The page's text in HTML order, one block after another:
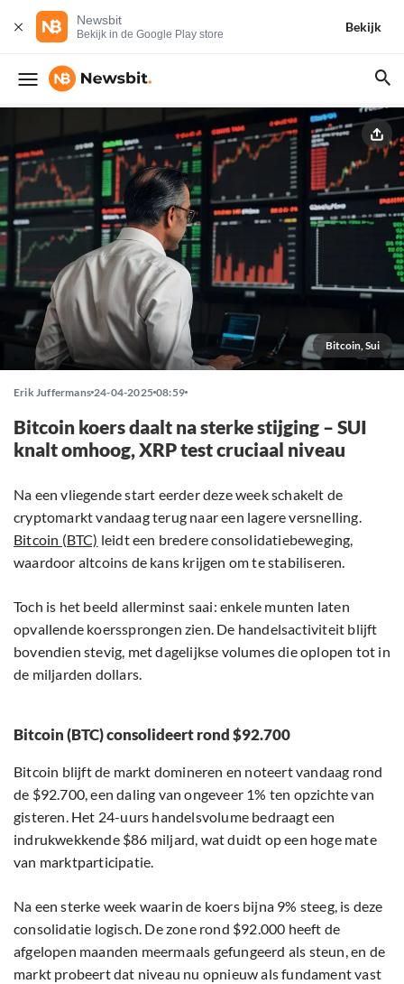
Newsbit
Bekijk in de Google Play store
Bekijk
Bitcoin, Sui
Erik Juffermans 24-04-2025 08:59
Bitcoin koers daalt na sterke stijging – SUI
knalt omhoog, XRP test cruciaal niveau
Na een vliegende start eerder deze week schakelt de
cryptomarkt vandaag terug naar een lagere versnelling.
Bitcoin (BTC) leidt een bredere consolidatiebeweging,
waardoor altcoins de kans krijgen om te stabiliseren.
Toch is het beeld allerminst saai: enkele munten laten
opvallende koerssprongen zien. De handelsactiviteit blijft
bovendien stevig, met dagelijkse volumes die oplopen tot in
de miljarden dollars.
Bitcoin (BTC) consolideert rond $92.700
Bitcoin blijft de markt domineren en noteert vandaag rond
de $92.700, een daling van ongeveer 1% ten opzichte van
gisteren. Het 24-uurs handelsvolume bedraagt een
indrukwekkende $86 miljard, wat duidt op een hoge mate
van marktparticipatie.
Na een sterke week waarin de koers bijna 9% steeg, is deze
consolidatie logisch. De zone rond $92.000 heeft de
afgelopen maanden meermaals gefungeerd als steun, en de
markt probeert dat niveau nu opnieuw als fundament vast